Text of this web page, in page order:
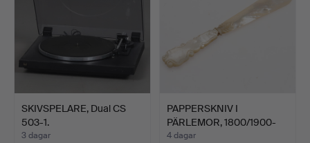
SKIVSPELARE, Dual CS
503-1.
3 dagar
PAPPERSKNIV I
PÄRLEMOR, 1800/1900-
talet.
4 dagar